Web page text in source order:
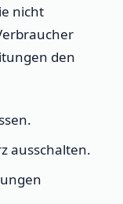
nicht
den
ausschalten.